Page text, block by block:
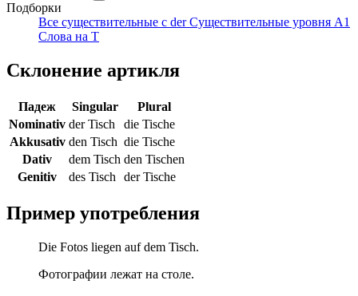
Подборки
Все существительные с derСуществительные уровня A1
Слова на T
Склонение артикля
Падеж Singular
Plural
Nominativ der Tisch
die Tische
Akkusativ den Tisch die Tische
Dativ
dem Tisch den Tischen
Genitiv
des Tisch der Tische
Пример употребления
Die Fotos liegen auf dem Tisch.
Фотографии лежат на столе.